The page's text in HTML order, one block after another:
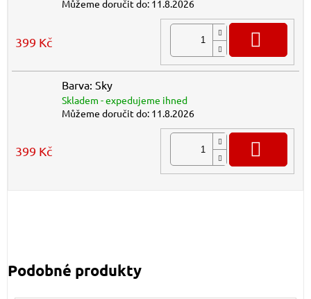
Můžeme doručit do: 11.8.2026
399 Kč
Barva: Sky
Skladem - expedujeme ihned
Můžeme doručit do: 11.8.2026
399 Kč